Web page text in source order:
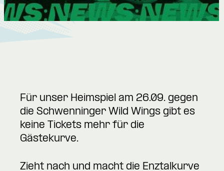
Für unser Heimspiel am 26.09. gegen
die Schwenninger Wild Wings gibt es
keine Tickets mehr für die
Gästekurve.
Zieht nach und macht die Enztalkurve